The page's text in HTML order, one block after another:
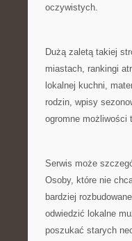
oczywistych.
Dużą zaletą takiej
miastach, rankingi
lokalnej kuchni,
rodzin, wpisy
ogromne możliwości
Serwis może
Osoby, które nie
bardziej
odwiedzić lokalne
poszukać starych